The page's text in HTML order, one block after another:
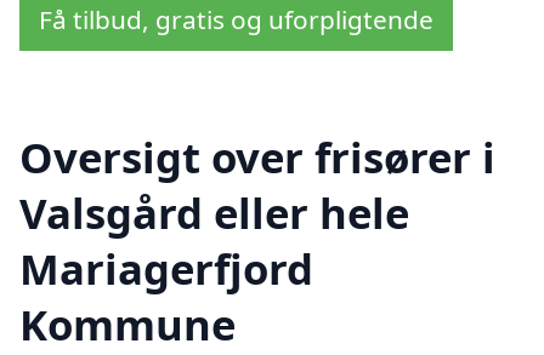
Få tilbud, gratis og uforpligtende
Oversigt over frisører i
Valsgård eller hele
Mariagerfjord
Kommune